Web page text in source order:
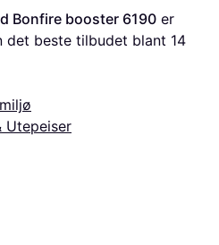
Bonfire booster 6190
det beste tilbudet blant 14
Utepeiser